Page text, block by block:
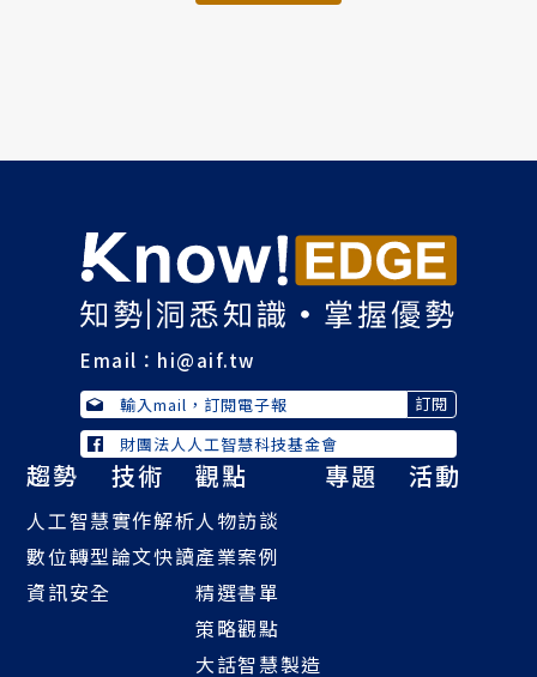
Email： hi@aif.tw
財團法人人工智慧科技基金會
趨勢
人工智慧
數位轉型
資訊安全
技術
實作解析
論文快讀
觀點
人物訪談
產業案例
精選書單
策略觀點
大話智慧製造
專題 活動